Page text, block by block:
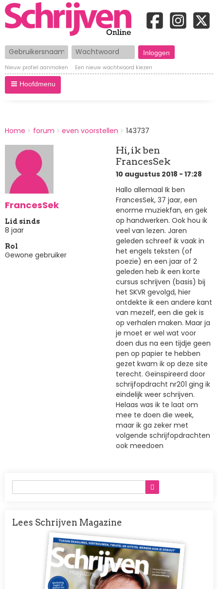
Gebruikersnaam Wachtwoord
Nieuw profiel aanmaken Een nieuw wachtwoord kiezen
Hoofdmenu
BREADCRUMBS
You
here:
Home forum even voorstellen 143737
FrancesSek
Lid sinds
8 jaar
Rol
Gewone gebruiker
Hi, ik ben
FrancesSek
10 augustus 2018 - 17:28
Hallo allemaal Ik ben
FrancesSek, 37 jaar, een
enorme muziekfan, en gek
op handwerken. Ook hou ik
veel van lezen. Jaren
geleden schreef ik vaak in
het engels teksten (of
poezie) en een jaar of 2
geleden heb ik een korte
cursus schrijven (basis) bij
het SKVR gevolgd, hier
ontdekte ik een andere kant
van mezelf, een die gek is
op verhalen maken. Maar ja
je moet er wel wat voor
doen dus na een tijdje geen
pen op papier te hebben
gezet kwam ik op deze site
terecht. Geïnspireerd door
schrijfopdracht nr201 ging ik
eindelijk weer schrijven.
Helaas was ik te laat om
mee te doen die week,
maar ik ga zeker met
volgende schrijfopdrachten
ook meedoen
Lees Schrijven Magazine
Afbeelding